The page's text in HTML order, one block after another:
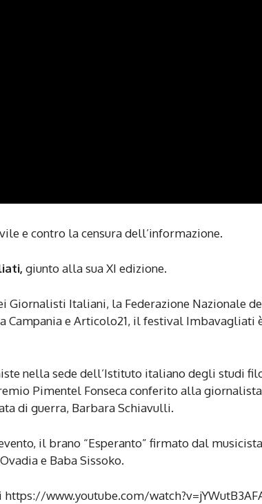
e contro la censura dell’informazione.
giunto alla sua XI edizione.
Giornalisti Italiani, la Federazione Nazionale
e Articolo21, il festival Imbavagliati
nella sede dell’Istituto italiano degli studi
Pimentel Fonseca conferito alla
di guerra, Barbara Schiavulli.
il brano “Esperanto” firmato dal musicista
e Baba Sissoko.
www.youtube.com/